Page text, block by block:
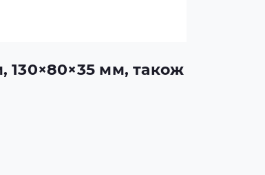
130×80×35 мм, також